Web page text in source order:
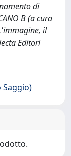
di
B (a cura
il
Editori
Saggio)